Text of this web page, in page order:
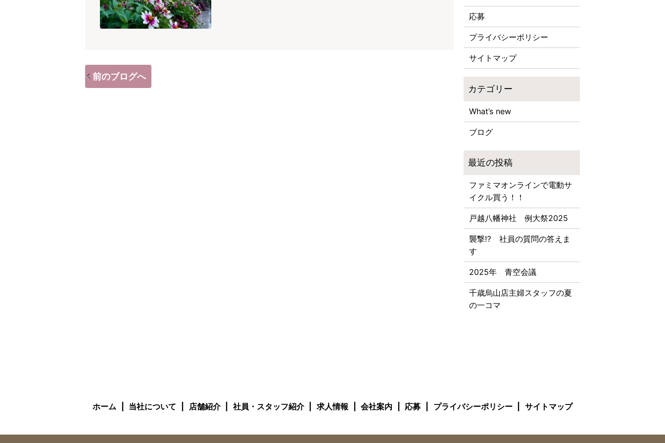
前のブログへ
応募
プライバシーポリシー
サイトマップ
What’s new
ブログ
ファミマオンラインで電動サ
イクル買う！！
戸越八幡神社 例大祭2025
襲撃⁉ 社員の質問の答えま
す
2025年 青空会議
千歳烏山店主婦スタッフの夏
の一コマ
ホーム 当社について 店舗紹介 社員・スタッフ紹介 求人情報 会社案内 応募 プライバシーポリシー サイトマップ